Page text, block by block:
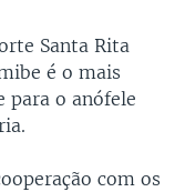
Santa Rita
é o mais
para o anófele
com os